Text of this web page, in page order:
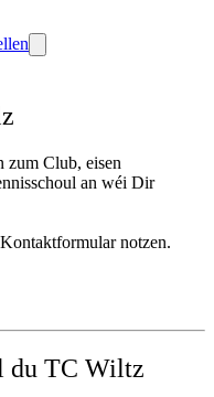
zum Club, eisen
an wéi Dir
notzen.
du TC Wiltz